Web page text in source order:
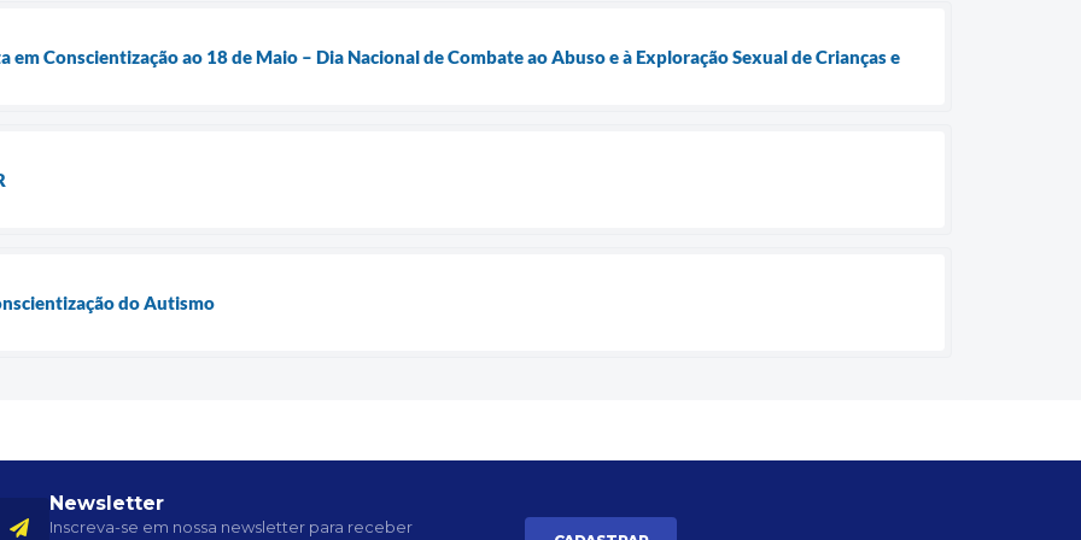
em Conscientização ao 18 de Maio – Dia Nacional de Combate ao Abuso e à Exploração Sexual de Crianças e
do Autismo
Newsletter
Inscreva-se em nossa newsletter para receber